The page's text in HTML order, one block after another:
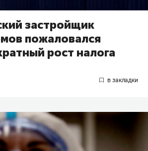
застройщик
пожаловался
рост налога